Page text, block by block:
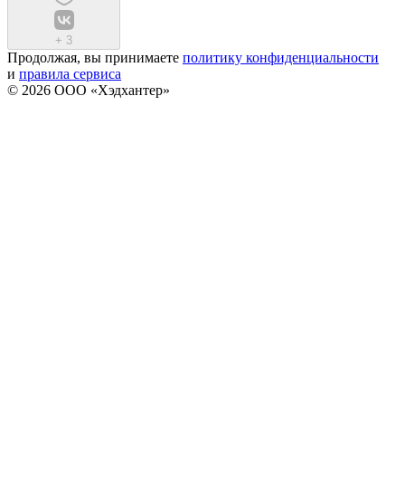
+ 3
Продолжая, вы принимаете политику конфиденциальности
и правила сервиса
© 2026 ООО «Хэдхантер»